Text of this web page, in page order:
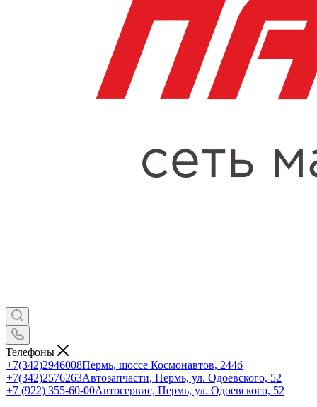
Телефоны
+7(342)2946008Пермь, шоссе Космонавтов, 244б
+7(342)2576263Автозапчасти, Пермь, ул. Одоевского, 52
+7 (922) 355-60-00Автосервис, Пермь, ул. Одоевского, 52